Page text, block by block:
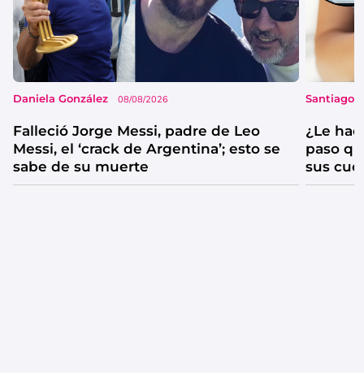
Daniela González 08/08/2026
Falleció Jorge Messi, padre de Leo
Messi, el ‘crack de Argentina’; esto se
sabe de su muerte
Santiago
¿Le
paso
sus